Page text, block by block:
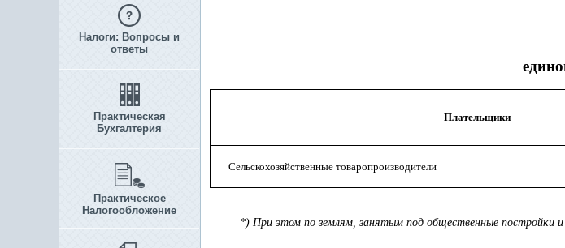
Налоги: Вопросы и
ответы
Практическая
Бухгалтерия
Практическое
Налогообложение
Плательщики
Сельскохозяйственные товаропроизводители
*) При этом по землям, занятым под общественные постройки